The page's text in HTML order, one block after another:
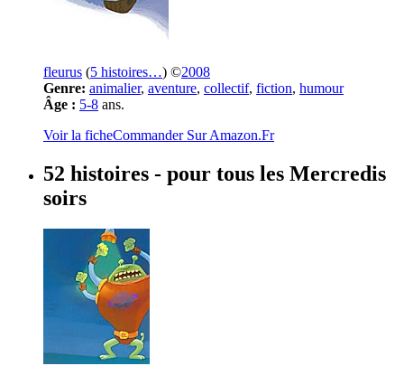
fleurus (5 histoires…) ©2008
Genre: animalier, aventure, collectif, fiction, humour
Âge : 5-8 ans.
Voir la ficheCommander Sur Amazon.Fr
52 histoires - pour tous les Mercredis
soirs